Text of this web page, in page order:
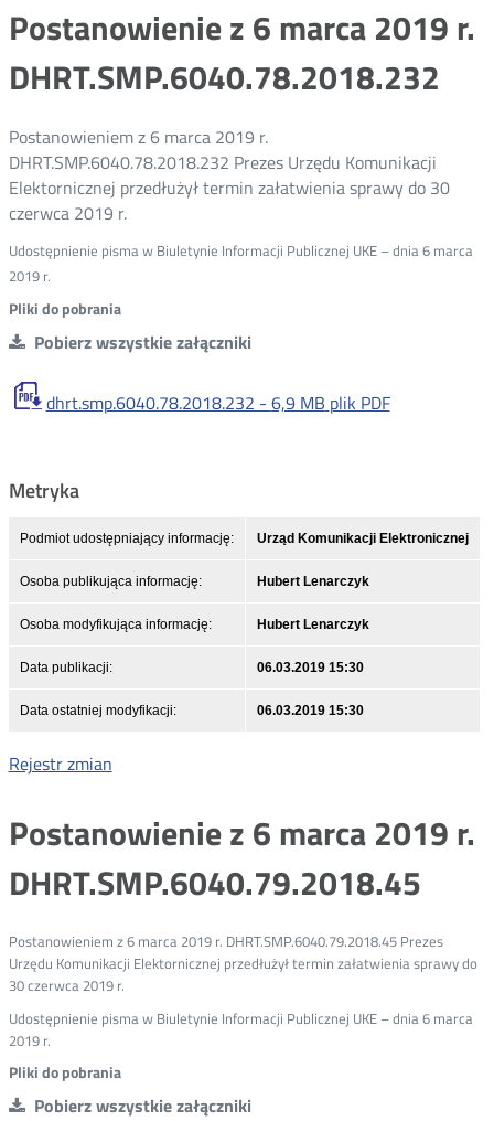
Postanowienie z 6 marca 2019 r.
DHRT.SMP.6040.78.2018.232
Postanowieniem z 6 marca 2019 r.
DHRT.SMP.6040.78.2018.232 Prezes Urzędu Komunikacji
Elektornicznej przedłużył termin załatwienia sprawy do 30
czerwca 2019 r.
Udostępnienie pisma w Biuletynie Informacji Publicznej UKE – dnia 6 marca
2019 r.
Pliki do pobrania
Pobierz wszystkie załączniki
dhrt.smp.6040.78.2018.232 - 6,9 MB plik PDF
Metryka
Podmiot udostępniający informację: Urząd Komunikacji Elektronicznej
Osoba publikująca informację: Hubert Lenarczyk
Osoba modyfikująca informację: Hubert Lenarczyk
Data publikacji: 06.03.2019 15:30
Data ostatniej modyfikacji: 06.03.2019 15:30
Rejestr zmian
Postanowienie z 6 marca 2019 r.
DHRT.SMP.6040.79.2018.45
Postanowieniem z 6 marca 2019 r. DHRT.SMP.6040.79.2018.45 Prezes
Urzędu Komunikacji Elektornicznej przedłużył termin załatwienia sprawy do
30 czerwca 2019 r.
Udostępnienie pisma w Biuletynie Informacji Publicznej UKE – dnia 6 marca
2019 r.
Pliki do pobrania
Pobierz wszystkie załączniki